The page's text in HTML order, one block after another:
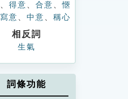
得意 合意 、愜
寫意 中意 稱心
相反詞
生氣
詞條功能